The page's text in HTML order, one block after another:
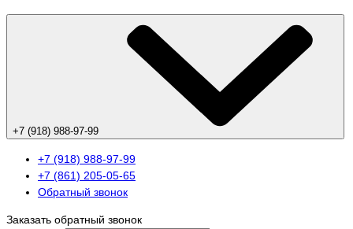
+7 (918) 988-97-99
+7 (918) 988-97-99
+7 (861) 205-05-65
Обратный звонок
Заказать обратный звонок